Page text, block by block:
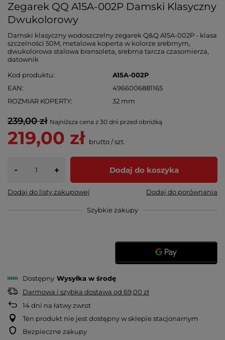
Zegarek QQ A15A-002P Damski Klasyczny
Dwukolorowy
Damski klasyczny wodoszczelny zegarek Q&Q A15A-002P - klasa
szczelności 50M, metalowa koperta w kolorze srebrnym,
dwukolorowa stalowa bransoleta, srebrna tarcza czasomierza,
datownik
Kod produktu
A15A-002P
EAN
4966006881165
ROZMIAR KOPERTY
32 mm
239,00 zł Najniższa cena z 30 dni przed obniżką
219,00 zł brutto/szt.
- + Dodaj do koszyka
Dodaj do listy zakupowej Dodaj do porównania
Szybkie zakupy
Dostępny Wysyłka w środę
Darmowa i szybka dostawa od 69,00 zł
14dni na łatwy zwrot
Ten produkt nie jest dostępny w sklepie stacjonarnym
Bezpieczne zakupy